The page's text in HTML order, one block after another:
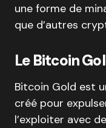
une forme de
que d’autres
Le Bitcoin
Bitcoin Gold est
créé pour
l’exploiter avec